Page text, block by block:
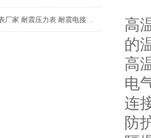
压力表厂家 耐震压力表 耐震电接点压力表 隔膜压力表
高
的
高
电
连
防